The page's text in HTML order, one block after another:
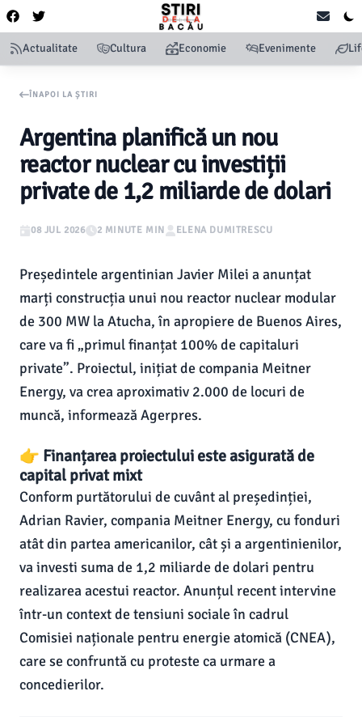
Actualitate Cultura Economie Evenimente
ÎNAPOI LA ȘTIRI
Argentina planifică un nou
reactor nuclear cu investiții
private de 1,2 miliarde de dolari
08 JUL 2026 2 MINUTE MIN ELENA DUMITRESCU
Președintele argentinian Javier Milei a anunțat
marți construcția unui nou reactor nuclear modular
de 300 MW la Atucha, în apropiere de Buenos Aires,
care va fi „primul finanțat 100% de capitaluri
private”. Proiectul, inițiat de compania Meitner
Energy, va crea aproximativ 2.000 de locuri de
muncă, informează Agerpres.
👉 Finanțarea proiectului este asigurată de
capital privat mixt
Conform purtătorului de cuvânt al președinției,
Adrian Ravier, compania Meitner Energy, cu fonduri
atât din partea americanilor, cât și a argentinienilor,
va investi suma de 1,2 miliarde de dolari pentru
realizarea acestui reactor. Anunțul recent intervine
într-un context de tensiuni sociale în cadrul
Comisiei naționale pentru energie atomică (CNEA),
care se confruntă cu proteste ca urmare a
concedierilor.